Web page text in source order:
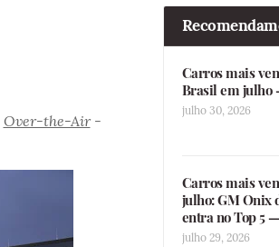
Over-the-Air-
Carros mais
Brasil em julho
julho 30, 2026
Carros mais
julho: GM Onix
entra no Top 5
julho 29, 2026